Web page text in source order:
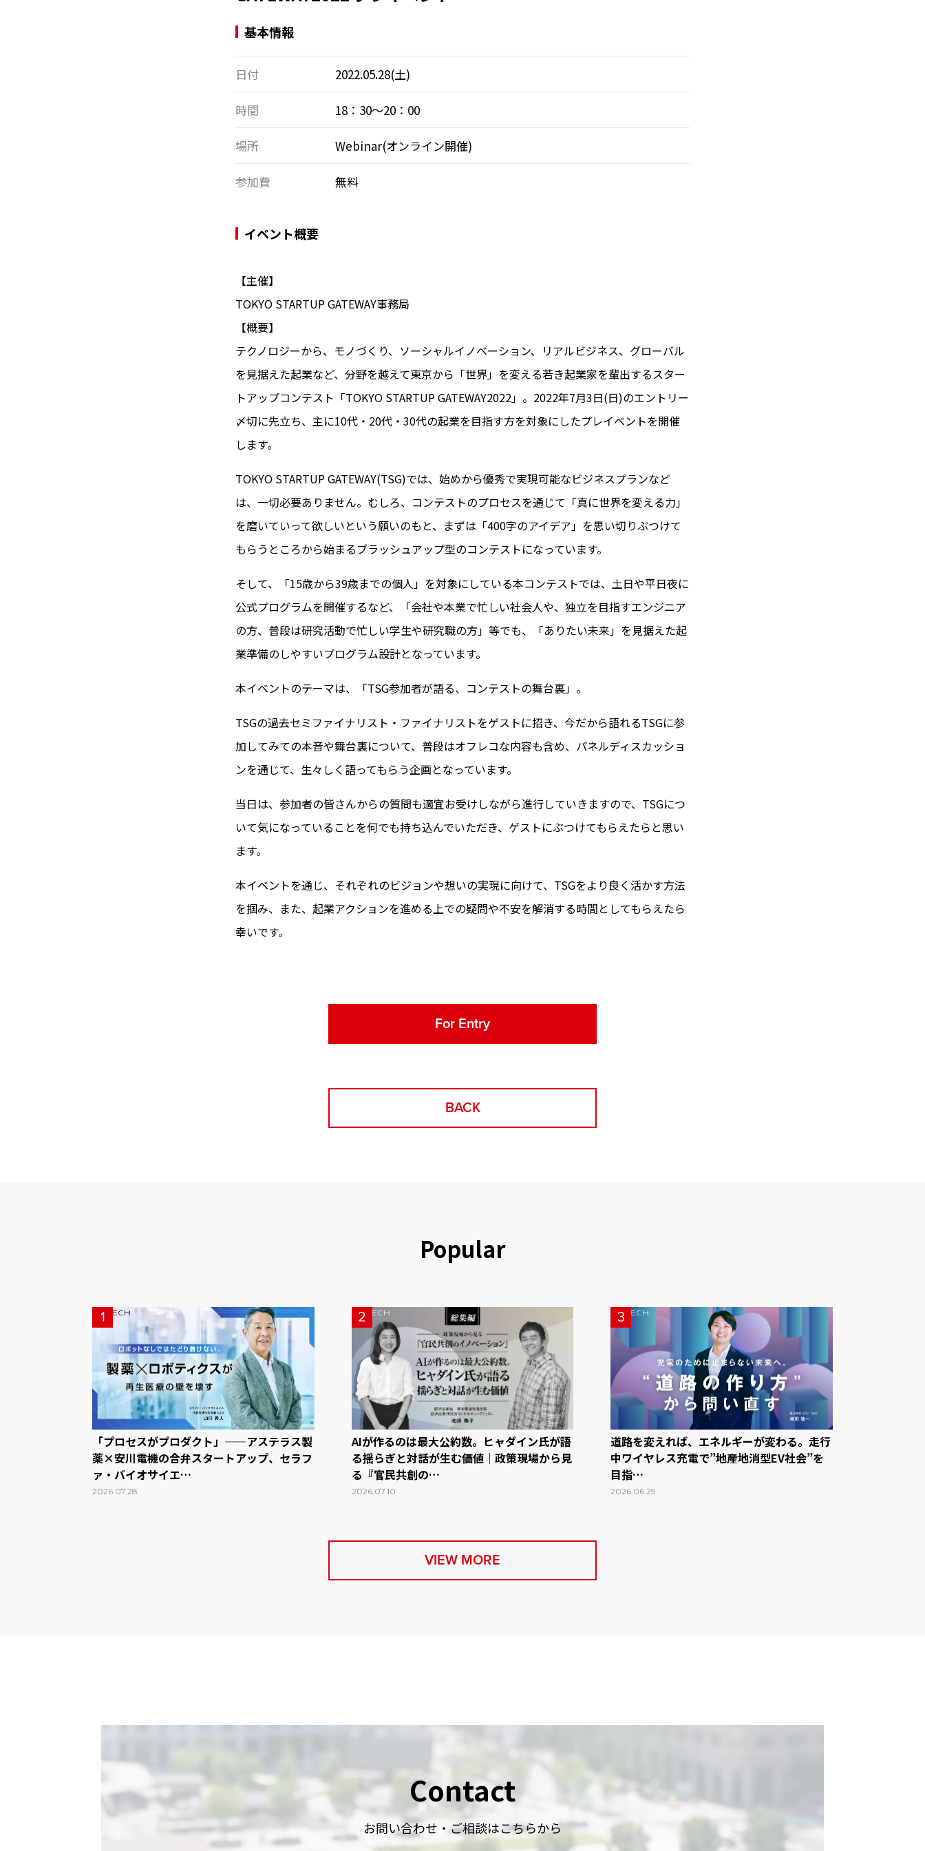
基本情報
日付 2022.05.28(土)
時間 18：30～20：00
場所 Webinar(オンライン開催)
参加費 無料
イベント概要
【主催】
TOKYO STARTUP GATEWAY事務局
【概要】
テクノロジーから、モノづくり、ソーシャルイノベーション、リアルビジネス、グローバル
を見据えた起業など、分野を越えて東京から「世界」を変える若き起業家を輩出するスター
トアップコンテスト「TOKYO STARTUP GATEWAY2022」。2022年7月3日(日)のエントリー
〆切に先立ち、主に10代・20代・30代の起業を目指す方を対象にしたプレイベントを開催
します。
TOKYO STARTUP GATEWAY(TSG)では、始めから優秀で実現可能なビジネスプランなど
は、一切必要ありません。むしろ、コンテストのプロセスを通じて「真に世界を変える力」
を磨いていって欲しいという願いのもと、まずは「400字のアイデア」を思い切りぶつけて
もらうところから始まるブラッシュアップ型のコンテストになっています。
そして、「15歳から39歳までの個人」を対象にしている本コンテストでは、土日や平日夜に
公式プログラムを開催するなど、「会社や本業で忙しい社会人や、独立を目指すエンジニア
の方、普段は研究活動で忙しい学生や研究職の方」等でも、「ありたい未来」を見据えた起
業準備のしやすいプログラム設計となっています。
本イベントのテーマは、「TSG参加者が語る、コンテストの舞台裏」。
TSGの過去セミファイナリスト・ファイナリストをゲストに招き、今だから語れるTSGに参
加してみての本音や舞台裏について、普段はオフレコな内容も含め、パネルディスカッショ
ンを通じて、生々しく語ってもらう企画となっています。
当日は、参加者の皆さんからの質問も適宜お受けしながら進行していきますので、TSGにつ
いて気になっていることを何でも持ち込んでいただき、ゲストにぶつけてもらえたらと思い
ます。
本イベントを通じ、それぞれのビジョンや想いの実現に向けて、TSGをより良く活かす方法
を掴み、また、起業アクションを進める上での疑問や不安を解消する時間としてもらえたら
幸いです。
For Entry
BACK
Popular
1
「プロセスがプロダクト」——アステラス製
薬×安川電機の合弁スタートアップ、セラフ
ァ・バイオサイエ…
2026.07.28
2
AIが作るのは最大公約数。ヒャダイン氏が語
る揺らぎと対話が生む価値｜政策現場から見
る『官民共創の…
2026.07.10
3
道路を変えれば、エネルギーが変わる。走行
中ワイヤレス充電で”地産地消型EV社会”を
目指…
2026.06.29
VIEW MORE
Contact
お問い合わせ・ご相談はこちらから